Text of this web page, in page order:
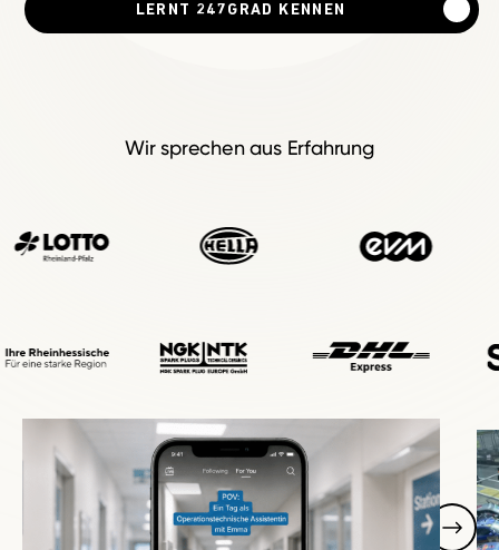
LERNT 247GRAD KENNEN
Wir sprechen aus Erfahrung
Unsere Arbeit